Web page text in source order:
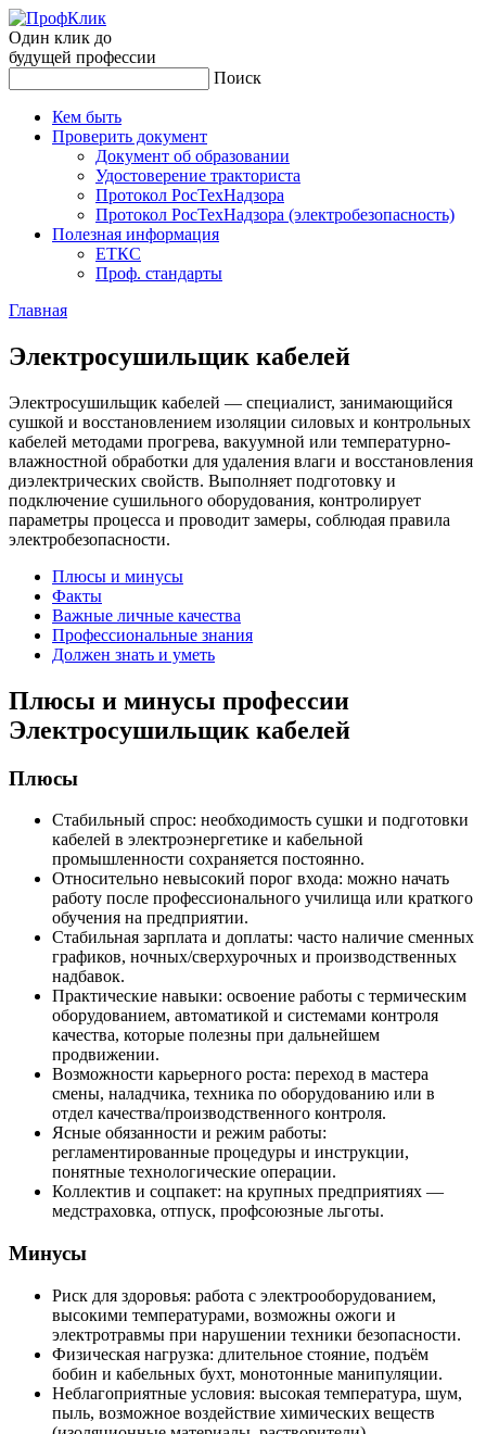
Один клик до
будущей профессии
Поиск
Кем быть
Проверить документ
Документ об образовании
Удостоверение тракториста
Протокол РосТехНадзора
Протокол РосТехНадзора (электробезопасность)
Полезная информация
ЕТКС
Проф. стандарты
Главная
Элек­тро­сушиль­щик ка­белей
Электросушильщик кабелей — специалист, занимающийся
сушкой и восстановлением изоляции силовых и контрольных
кабелей методами прогрева, вакуумной или температурно-
влажностной обработки для удаления влаги и восстановления
диэлектрических свойств. Выполняет подготовку и
подключение сушильного оборудования, контролирует
параметры процесса и проводит замеры, соблюдая правила
электробезопасности.
Плюсы и минусы
Факты
Важные личные качества
Профессиональные знания
Должен знать и уметь
Плюсы и минусы профессии
Электросушильщик кабелей
Плюсы
Стабильный спрос: необходимость сушки и подготовки
кабелей в электроэнергетике и кабельной
промышленности сохраняется постоянно.
Относительно невысокий порог входа: можно начать
работу после профессионального училища или краткого
обучения на предприятии.
Стабильная зарплата и доплаты: часто наличие сменных
графиков, ночных/сверхурочных и производственных
надбавок.
Практические навыки: освоение работы с термическим
оборудованием, автоматикой и системами контроля
качества, которые полезны при дальнейшем
продвижении.
Возможности карьерного роста: переход в мастера
смены, наладчика, техника по оборудованию или в
отдел качества/производственного контроля.
Ясные обязанности и режим работы:
регламентированные процедуры и инструкции,
понятные технологические операции.
Коллектив и соцпакет: на крупных предприятиях —
медстраховка, отпуск, профсоюзные льготы.
Минусы
Риск для здоровья: работа с электрооборудованием,
высокими температурами, возможны ожоги и
электротравмы при нарушении техники безопасности.
Физическая нагрузка: длительное стояние, подъём
бобин и кабельных бухт, монотонные манипуляции.
Неблагоприятные условия: высокая температура, шум,
пыль, возможное воздействие химических веществ